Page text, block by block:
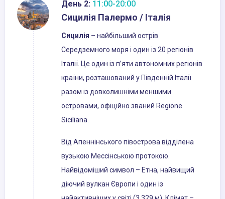
День 2: 11:00-20:00
Сицилія Палермо / Італія
Сицилія – найбільший острів
Середземного моря і один із 20 регіонів
Італії. Це один із п’яти автономних регіонів
країни, розташований у Південній Італії
разом із довколишніми меншими
островами, офіційно званий Regione
Siciliana.
Від Апеннінського півострова відділена
вузькою Мессінською протокою.
Найвідоміший символ – Етна, найвищий
діючий вулкан Європи і один із